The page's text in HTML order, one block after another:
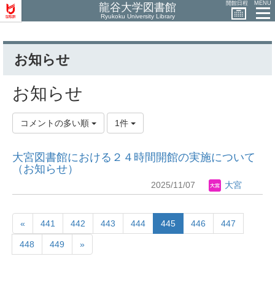
龍谷大学図書館
Ryukoku University Library
開館日程 MENU
お知らせ
お知らせ
コメントの多い順 1件
大宮図書館における２４時間開館の実施について
（お知らせ）
2025/11/07 大宮
« 441 442 443 444 445 446 447
448 449 »